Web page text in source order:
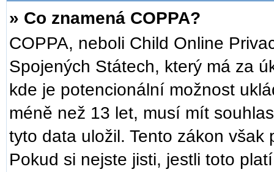
» Co znamená COPPA?
COPPA, neboli Child Online
Spojených Státech, který má za
kde je potencionální možnost
méně než 13 let, musí mít
tyto data uložil. Tento zákon
Pokud si nejste jisti, jestli toto